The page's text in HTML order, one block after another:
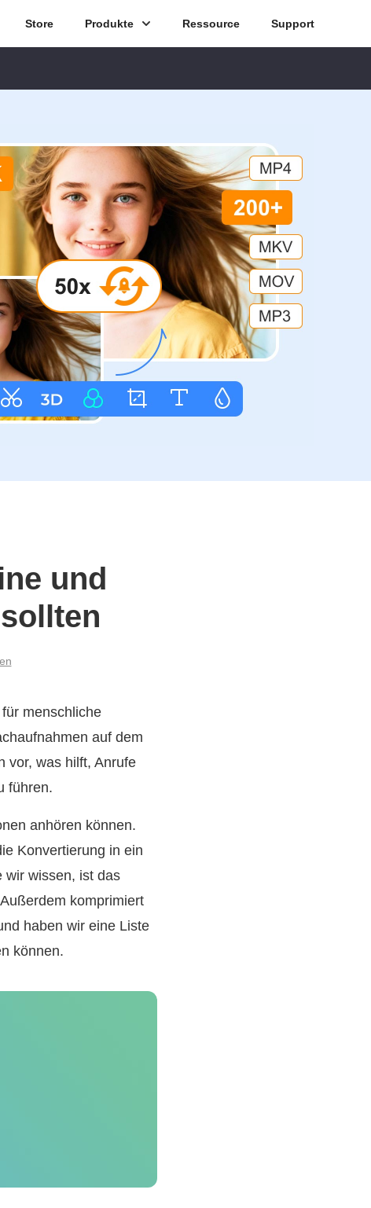
Store Produkte Ressource Support
und
menschliche
auf dem
vor, was hilft, Anrufe
führen.
anhören können.
Konvertierung in ein
wir wissen, ist das
komprimiert
haben wir eine Liste
können.